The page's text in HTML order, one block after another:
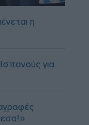
η
για